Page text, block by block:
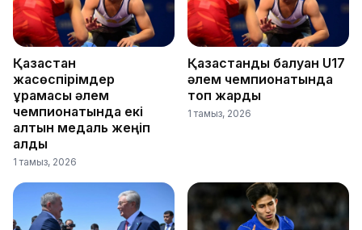
Қазақстан
жасөспірімдер
құрамасы әлем
чемпионатында екі
алтын медаль жеңіп
алды
1 тамыз, 2026
Қазақстандық балуан U17
әлем чемпионатында
топ жарды
1 тамыз, 2026